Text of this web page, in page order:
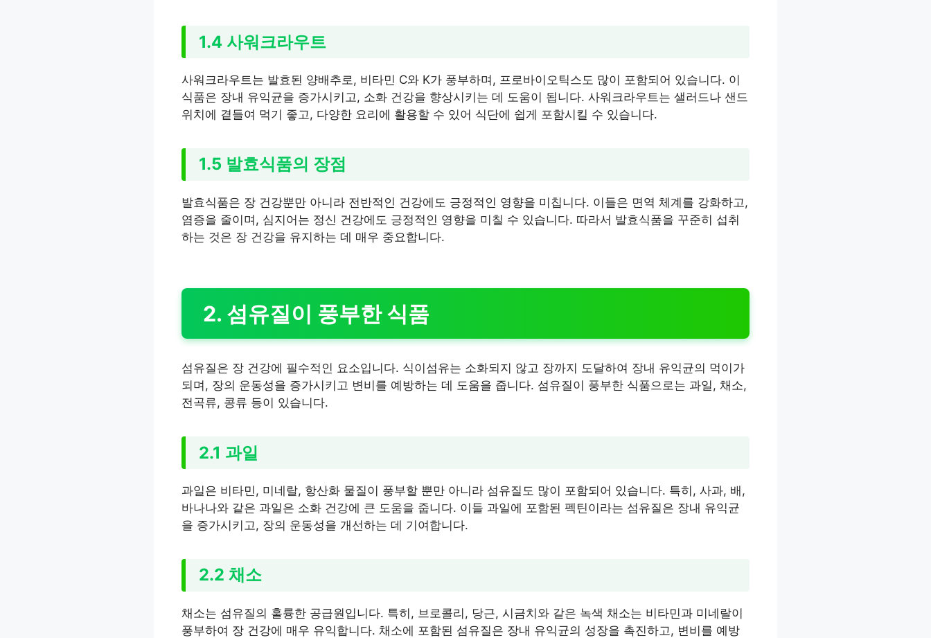
1.4 사워크라우트
사워크라우트는 발효된 양배추로, 비타민 C와 K가 풍부하며, 프로바이오틱스도 많이 포함되어 있습니다. 이
식품은 장내 유익균을 증가시키고, 소화 건강을 향상시키는 데 도움이 됩니다. 사워크라우트는 샐러드나 샌드
위치에 곁들여 먹기 좋고, 다양한 요리에 활용할 수 있어 식단에 쉽게 포함시킬 수 있습니다.
1.5 발효식품의 장점
발효식품은 장 건강뿐만 아니라 전반적인 건강에도 긍정적인 영향을 미칩니다. 이들은 면역 체계를 강화하고,
염증을 줄이며, 심지어는 정신 건강에도 긍정적인 영향을 미칠 수 있습니다. 따라서 발효식품을 꾸준히 섭취
하는 것은 장 건강을 유지하는 데 매우 중요합니다.
2. 섬유질이 풍부한 식품
섬유질은 장 건강에 필수적인 요소입니다. 식이섬유는 소화되지 않고 장까지 도달하여 장내 유익균의 먹이가
되며, 장의 운동성을 증가시키고 변비를 예방하는 데 도움을 줍니다. 섬유질이 풍부한 식품으로는 과일, 채소,
전곡류, 콩류 등이 있습니다.
2.1 과일
과일은 비타민, 미네랄, 항산화 물질이 풍부할 뿐만 아니라 섬유질도 많이 포함되어 있습니다. 특히, 사과, 배,
바나나와 같은 과일은 소화 건강에 큰 도움을 줍니다. 이들 과일에 포함된 펙틴이라는 섬유질은 장내 유익균
을 증가시키고, 장의 운동성을 개선하는 데 기여합니다.
2.2 채소
채소는 섬유질의 훌륭한 공급원입니다. 특히, 브로콜리, 당근, 시금치와 같은 녹색 채소는 비타민과 미네랄이
풍부하여 장 건강에 매우 유익합니다. 채소에 포함된 섬유질은 장내 유익균의 성장을 촉진하고, 변비를 예방